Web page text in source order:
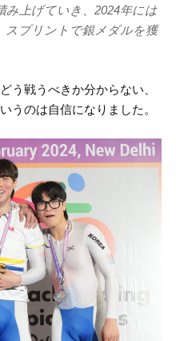
み上げていき、2024年には
スプリントで銀メダルを獲
う戦うべきか分からない、
うのは自信になりました。